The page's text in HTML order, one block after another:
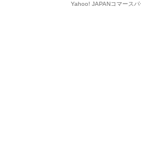
Yahoo! JAPANコマース